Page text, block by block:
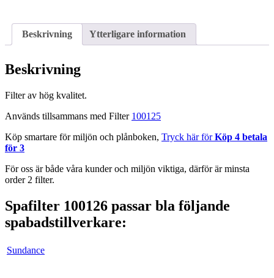
Beskrivning Ytterligare information
Beskrivning
Filter av hög kvalitet.
Används tillsammans med Filter 100125
Köp smartare för miljön och plånboken, Tryck här förKöp 4 betala
för 3
För oss är både våra kunder och miljön viktiga, därför är minsta
order 2 filter.
Spafilter 100126 passar bla följande
spabadstillverkare:
Sundance